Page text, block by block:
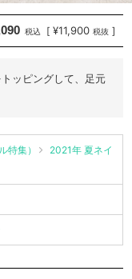
税込 [ ¥11,900 税抜 ]
ッピングして、足元
特集）
2021年 夏ネイ